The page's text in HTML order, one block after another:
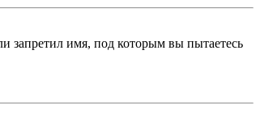
запретил имя, под которым вы пытаетесь